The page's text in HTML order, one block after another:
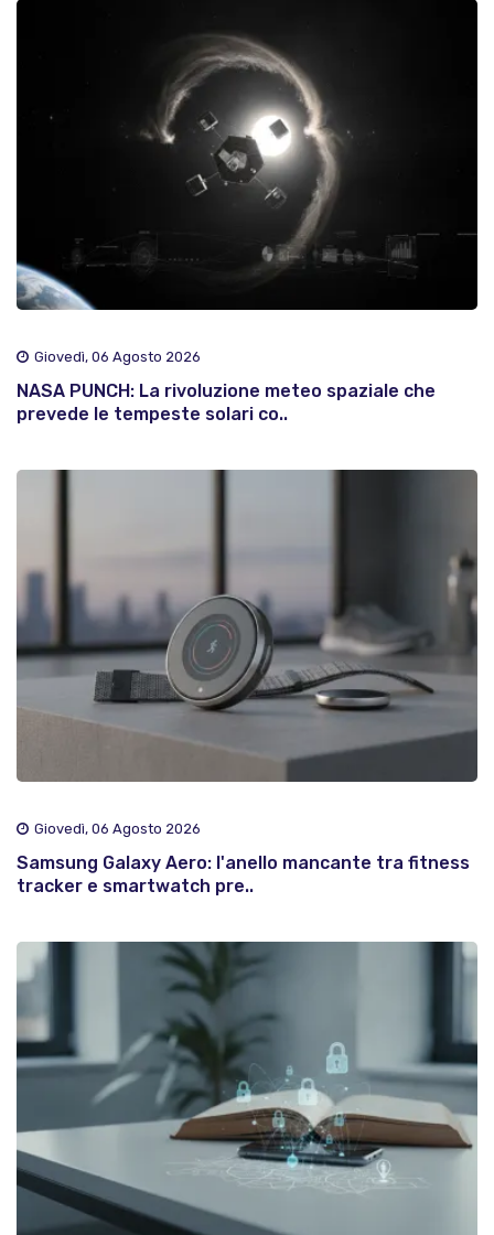
Giovedì, 06 Agosto 2026
NASA PUNCH: La rivoluzione meteo spaziale che
prevede le tempeste solari co..
Giovedì, 06 Agosto 2026
Samsung Galaxy Aero: l'anello mancante tra fitness
tracker e smartwatch pre..